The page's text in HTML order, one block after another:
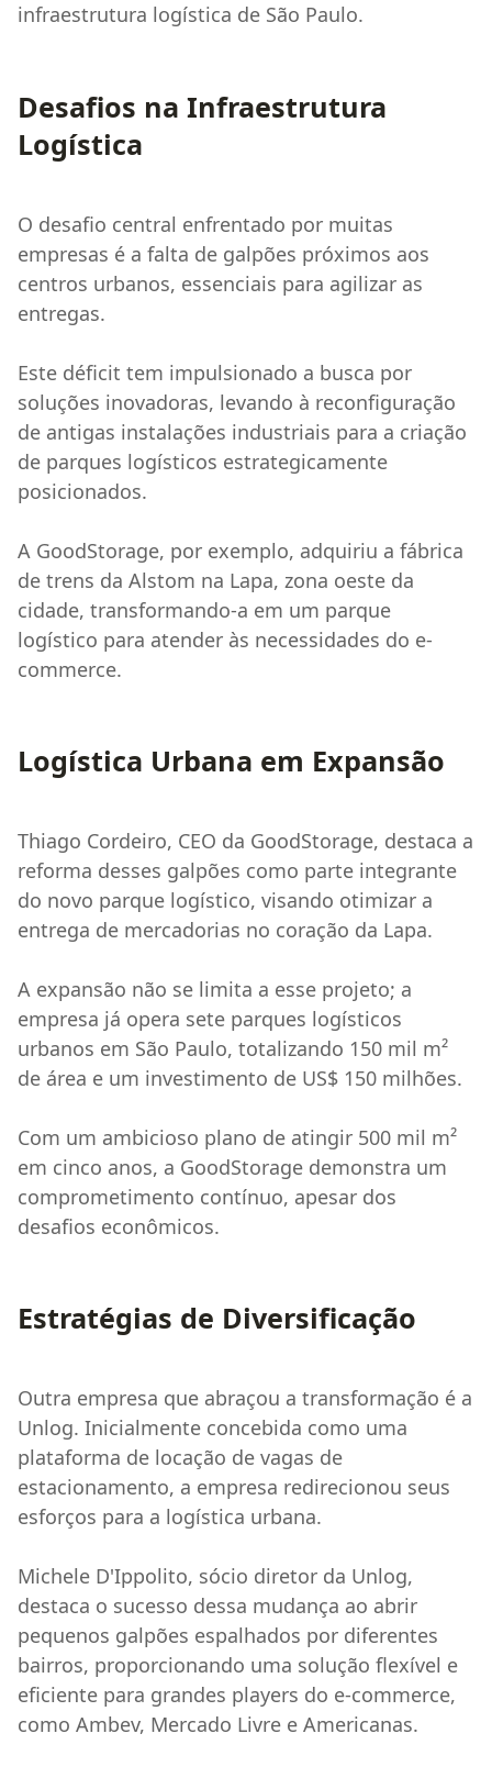
infraestrutura logística de São Paulo.
Desafios na Infraestrutura
Logística
O desafio central enfrentado por muitas
empresas é a falta de galpões próximos aos
centros urbanos, essenciais para agilizar as
entregas.
Este déficit tem impulsionado a busca por
soluções inovadoras, levando à reconfiguração
de antigas instalações industriais para a criação
de parques logísticos estrategicamente
posicionados.
A GoodStorage, por exemplo, adquiriu a fábrica
de trens da Alstom na Lapa, zona oeste da
cidade, transformando-a em um parque
logístico para atender às necessidades do e-
commerce.
Logística Urbana em Expansão
Thiago Cordeiro, CEO da GoodStorage, destaca a
reforma desses galpões como parte integrante
do novo parque logístico, visando otimizar a
entrega de mercadorias no coração da Lapa.
A expansão não se limita a esse projeto; a
empresa já opera sete parques logísticos
urbanos em São Paulo, totalizando 150 mil m²
de área e um investimento de US$ 150 milhões.
Com um ambicioso plano de atingir 500 mil m²
em cinco anos, a GoodStorage demonstra um
comprometimento contínuo, apesar dos
desafios econômicos.
Estratégias de Diversificação
Outra empresa que abraçou a transformação é a
Unlog. Inicialmente concebida como uma
plataforma de locação de vagas de
estacionamento, a empresa redirecionou seus
esforços para a logística urbana.
Michele D'Ippolito, sócio diretor da Unlog,
destaca o sucesso dessa mudança ao abrir
pequenos galpões espalhados por diferentes
bairros, proporcionando uma solução flexível e
eficiente para grandes players do e-commerce,
como Ambev, Mercado Livre e Americanas.